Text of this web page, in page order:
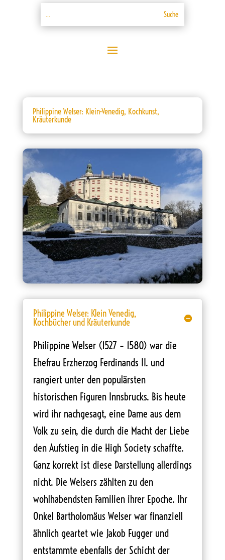
Philippine Welser: Klein-Venedig, Kochkunst,
Kräuterkunde
Philippine Welser: Klein Venedig,
Kochbücher und Kräuterkunde
Philippine Welser (1527 – 1580) war die
Ehefrau Erzherzog Ferdinands II. und
rangiert unter den populärsten
historischen Figuren Innsbrucks. Bis heute
wird ihr nachgesagt, eine Dame aus dem
Volk zu sein, die durch die Macht der Liebe
den Aufstieg in die High Society schaffte.
Ganz korrekt ist diese Darstellung allerdings
nicht. Die Welsers zählten zu den
wohlhabendsten Familien ihrer Epoche. Ihr
Onkel Bartholomäus Welser war finanziell
ähnlich geartet wie Jakob Fugger und
entstammte ebenfalls der Schicht der